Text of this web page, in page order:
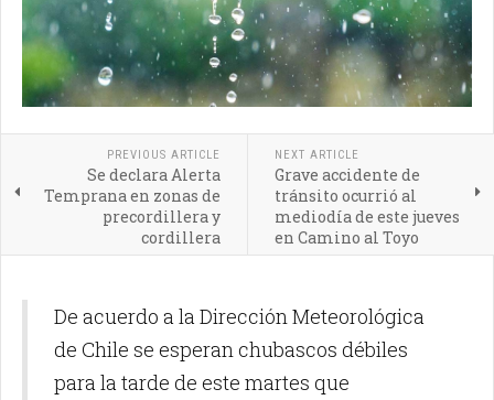
PREVIOUS ARTICLE
Se declara Alerta
Temprana en zonas de
precordillera y
cordillera
NEXT ARTICLE
Grave accidente de
tránsito ocurrió al
mediodía de este jueves
en Camino al Toyo
De acuerdo a la Dirección Meteorológica
de Chile se esperan chubascos débiles
para la tarde de este martes que